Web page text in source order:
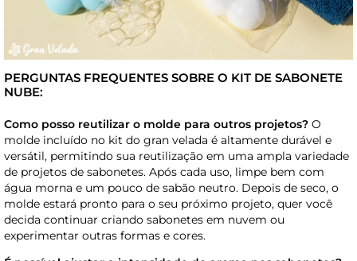
PERGUNTAS FREQUENTES SOBRE O KIT DE SABONETE
NUBE:
Como posso reutilizar o molde para outros projetos? O
molde incluído no kit do gran velada é altamente durável e
versátil, permitindo sua reutilização em uma ampla variedade
de projetos de sabonetes. Após cada uso, limpe bem com
água morna e um pouco de sabão neutro. Depois de seco, o
molde estará pronto para o seu próximo projeto, quer você
decida continuar criando sabonetes em nuvem ou
experimentar outras formas e cores.